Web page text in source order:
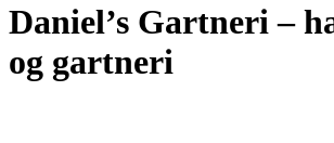
Daniel’s Gartneri –
og gartneri